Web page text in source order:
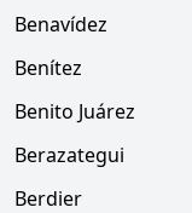
Benavídez
Benítez
Benito Juárez
Berazategui
Berdier